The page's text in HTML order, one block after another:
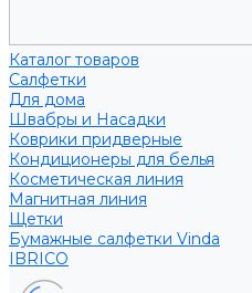
Каталог товаров
Салфетки
Для дома
Швабры и Насадки
Коврики придверные
Кондиционеры для белья
Косметическая линия
Магнитная линия
Щетки
Бумажные салфетки Vinda
IBRICO